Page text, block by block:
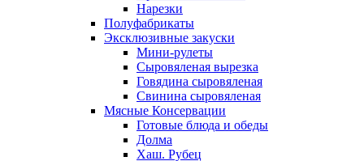
Нарезки
Полуфабрикаты
Эксклюзивные закуски
Мини-рулеты
Сыровяленая вырезка
Говядина сыровяленая
Свинина сыровяленая
Мясные Консервации
Готовые блюда и обеды
Долма
Хаш. Рубец